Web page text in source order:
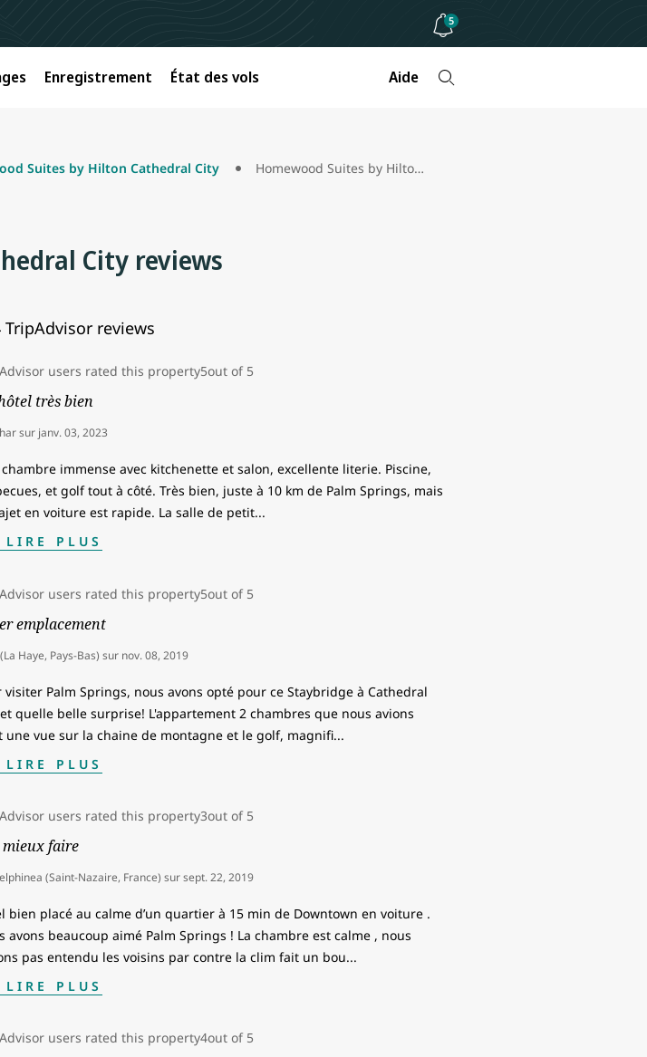
5
Enregistrement État des vols Aide
Suites by Hilton Cathedral City Homewood Suites by Hilton Cathedral City review
City reviews
TripAdvisor reviews
très bien
sur janv. 03, 2023
chambre immense avec kitchenette et salon, excellente literie. Piscine,
et golf tout à côté. Très bien, juste à 10 km de Palm Springs, mais
en voiture est rapide. La salle de petit...
LIRE PLUS
emplacement
Haye, Pays-Bas) sur nov. 08, 2019
visiter Palm Springs, nous avons opté pour ce Staybridge à Cathedral
quelle belle surprise! L'appartement 2 chambres que nous avions
une vue sur la chaine de montagne et le golf, magnifi...
LIRE PLUS
mieux faire
(Saint-Nazaire, France) sursept. 22, 2019
bien placé au calme d’un quartier à 15 min de Downtown en voiture .
avons beaucoup aimé Palm Springs ! La chambre est calme , nous
pas entendu les voisins par contre la clim fait un bou...
LIRE PLUS